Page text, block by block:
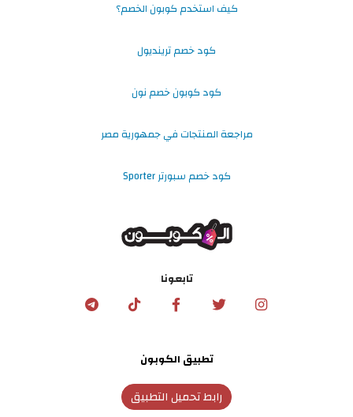
كيف استخدم كوبون الخصم؟
كود خصم ترينديول
كود كوبون خصم نون
مراجعة المنتجات في جمهورية مصر
كود خصم سبورتر Sporter
تابعونا
تطبيق الكوبون
رابط تحميل التطبيق